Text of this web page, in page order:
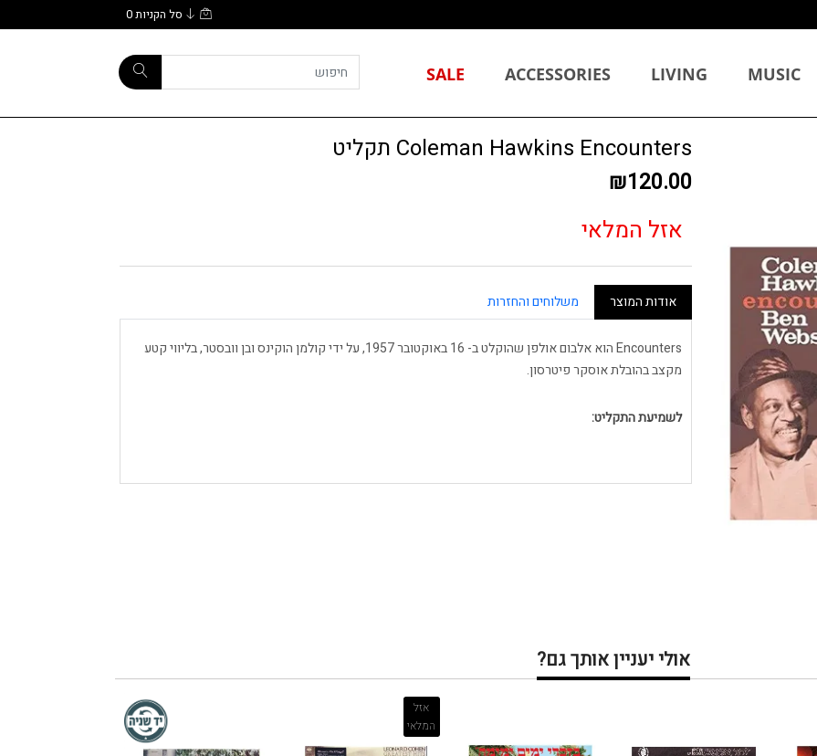
סל הקניות0
MUSIC
LIVING
ACCESSORIES
SALE
Coleman Hawkins Encounters תקליט
₪120.00
אזל המלאי
אודות המוצר משלוחים והחזרות
Encounters הוא אלבום אולפן שהוקלט ב- 16 באוקטובר 1957, על ידי קולמן הוקינס ובן וובסטר, בליווי קטע
מקצב בהובלת אוסקר פיטרסון.
לשמיעת התקליט:
אולי יעניין אותך גם?
אזל
המלאי